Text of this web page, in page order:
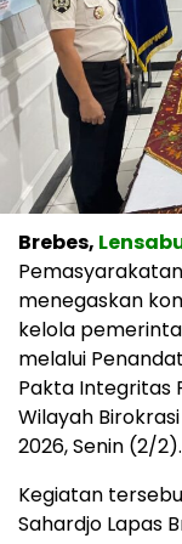
Brebes,
menegaskan
kelola
melalui
Pakta Integritas
Wilayah
2026, Senin (2/2).
Kegiatan
Sahardjo Lapas